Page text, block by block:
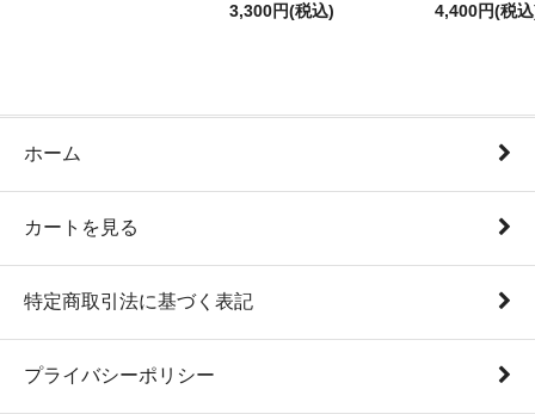
3,300円(税込)
4,400円(税
ホーム
カートを見る
特定商取引法に基づく表記
プライバシーポリシー